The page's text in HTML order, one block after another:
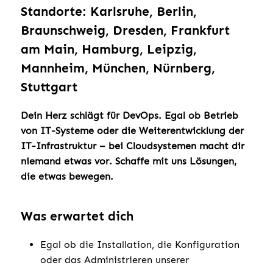
Standorte: Karlsruhe, Berlin,
Braunschweig, Dresden, Frankfurt
am Main, Hamburg, Leipzig,
Mannheim, München, Nürnberg,
Stuttgart
Dein Herz schlägt für DevOps. Egal ob Betrieb
von IT-Systeme oder die Weiterentwicklung der
IT-Infrastruktur – bei Cloudsystemen macht dir
niemand etwas vor. Schaffe mit uns Lösungen,
die etwas bewegen.
Was erwartet dich
Egal ob die Installation, die Konfiguration
oder das Administrieren unserer